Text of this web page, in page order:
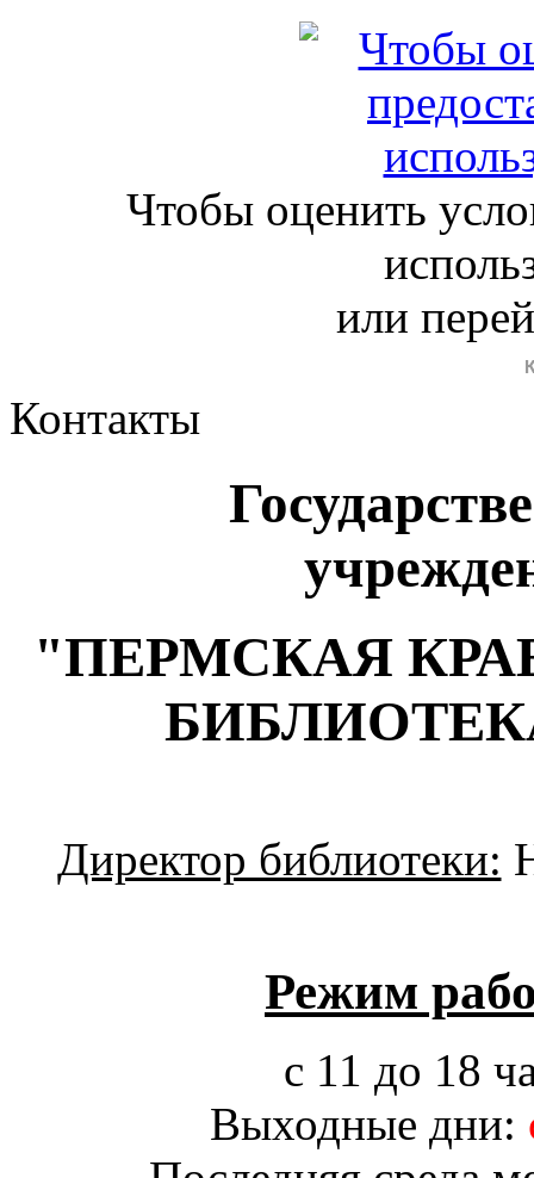
Чтобы оценить
или
Контакты
"ПЕРМСКАЯ
Директор библиотеки:
Режим
с 11 до 18
Выходные дни: